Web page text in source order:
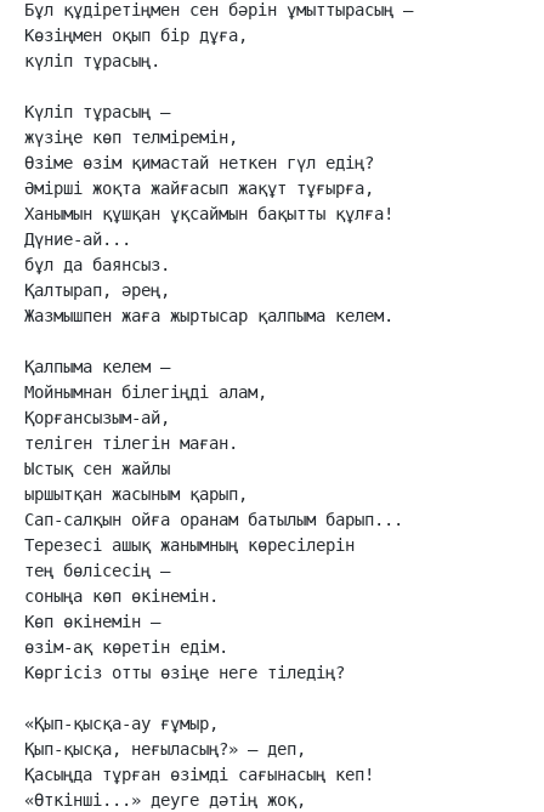
Бұл құдіретіңмен сен бәрін ұмыттырасың —
Көзіңмен оқып бір дұға,
күліп тұрасың.
Күліп тұрасың —
жүзіңе көп телміремін,
Өзіме өзім қимастай неткен гүл едің?
Әмірші жоқта жайғасып жақұт тұғырға,
Ханымын құшқан ұқсаймын бақытты құлға!
Дүние-ай...
бұл да баянсыз.
Қалтырап, әрең,
Жазмышпен жаға жыртысар қалпыма келем.
Қалпыма келем —
Мойнымнан білегіңді алам,
Қорғансызым-ай,
теліген тілегін маған.
Ыстық сен жайлы
ыршытқан жасыным қарып,
Сап-салқын ойға оранам батылым барып...
Терезесі ашық жанымның көресілерін
тең бөлісесің —
соныңа көп өкінемін.
Көп өкінемін —
өзім-ақ көретін едім.
Көргісіз отты өзіңе неге тіледің?
«Қып-қысқа-ау ғұмыр,
Қып-қысқа, неғыласың?» — деп,
Қасыңда тұрған өзімді сағынасың кеп!
«Өткінші...» деуге дәтің жоқ,